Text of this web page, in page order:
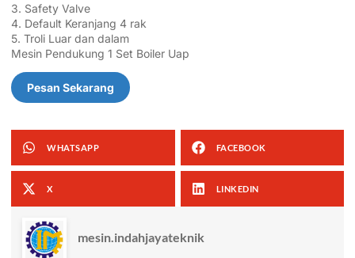
3. Safety Valve
4. Default Keranjang 4 rak
5. Troli Luar dan dalam
Mesin Pendukung 1 Set Boiler Uap
Pesan Sekarang
WHATSAPP FACEBOOK
X LINKEDIN
mesin.indahjayateknik